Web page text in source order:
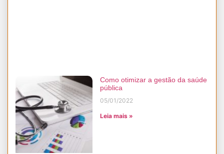
Como otimizar a gestão da saúde
pública
05/01/2022
Leia mais »